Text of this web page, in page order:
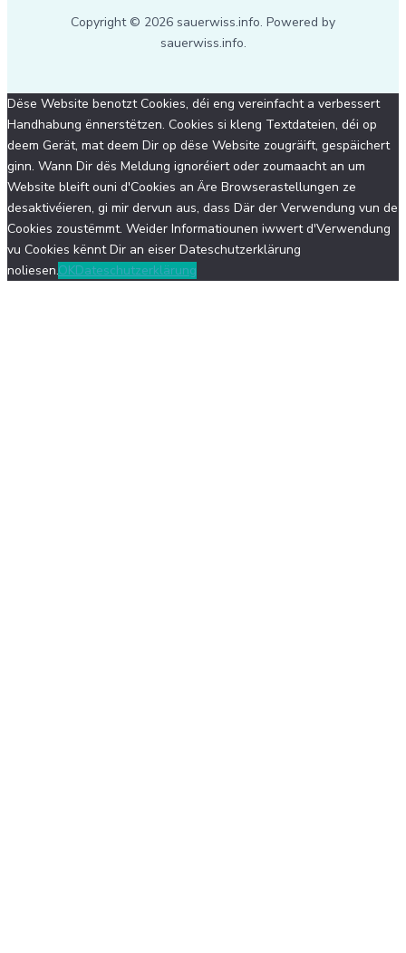
Copyright © 2026 sauerwiss.info. Powered by
sauerwiss.info.
Dëse Website benotzt Cookies, déi eng vereinfacht a verbessert
Handhabung ënnerstëtzen. Cookies si kleng Textdateien, déi op
deem Gerät, mat deem Dir op dëse Website zougräift, gespäichert
ginn. Wann Dir dës Meldung ignoréiert oder zoumaacht an um
Website bleift ouni d'Cookies an Äre Browserastellungen ze
desaktivéieren, gi mir dervun aus, dass Där der Verwendung vun de
Cookies zoustëmmt. Weider Informatiounen iwwert d'Verwendung
vu Cookies kënnt Dir an eiser Dateschutzerklärung
noliesen.OKDateschutzerklärung